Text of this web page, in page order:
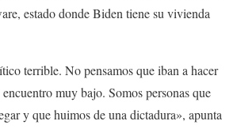
estado donde Biden tiene su vivienda
terrible. No pensamos que iban a hacer
muy bajo. Somos personas que
y que huimos de una dictadura», apunta